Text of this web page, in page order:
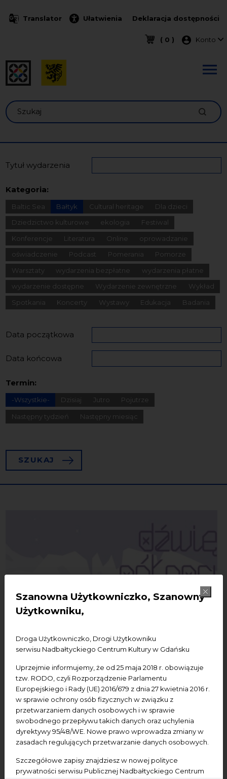
Szanowna Użytkowniczko, Szanowny
Użytkowniku,
Droga Użytkowniczko, Drogi Użytkowniku
serwisu Nadbałtyckiego Centrum Kultury w Gdańsku
Uprzejmie informujemy, że od 25 maja 2018 r. obowiązuje
tzw. RODO, czyli Rozporządzenie Parlamentu
Europejskiego i Rady (UE) 2016/679 z dnia 27 kwietnia 2016 r.
w sprawie ochrony osób fizycznych w związku z
przetwarzaniem danych osobowych i w sprawie
swobodnego przepływu takich danych oraz uchylenia
dyrektywy 95/48/WE. Nowe prawo wprowadza zmiany w
zasadach regulujących przetwarzanie danych osobowych.
Szczegółowe zapisy znajdziesz w nowej polityce
prywatności serwisu Publicznej Nadbałtyckiego Centrum
Translator Ułatwienia Deklaracja dostępności
( 0 ) Menu
Konto
Szukaj
Tytuł wydarzenia
Kategoria:
Baltic Sea Bałtyk Cultural heritage
Dla dzieci
Dziedzictwo kulturowe
ekologia
Festiwal
Konferencje
Literatura Online
oprowadzanie
oświadczenie
Podcast Pomerania
Pomorze
Warsztaty
wydarzenia bezpłatne
wydarzenia płatne
wydarzenie dostępne
Wydarzenie zewnętrzne
Wykład
Spotkania
Koncerty Wystawy Edukacja Badania
Data początkowa
Data końcowa
Termin:
-Wszystkie- Dzisiaj Jutro Pojutrze
Następny tydzień Następny miesiąc
SZUKAJ
09
09-12/07/2026
Bałtyk Dziedzictwo kulturowe Festiwal
Pomorze
Koncerty
Wystawy
NCK - Centrum św. Jana, NCK - Ratusz Staromiejski
38. Festiwal “Dźwięki Północy”